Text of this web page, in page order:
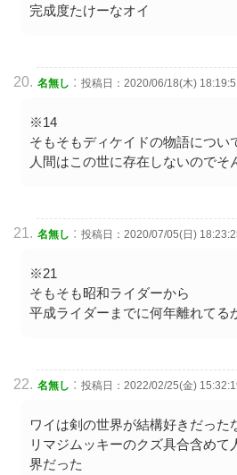
完成度たけーなオイ
名無し : 投稿日：2020/06/18(木)
※14
そもそもディケイドの物語につい
人間はこの世に存在しないのでそ
名無し : 投稿日：2020/07/05(日)
※21
そもそも昭和ライダーから
平成ライダーまでに何年離れてる
名無し : 投稿日：2022/02/25(金)
ワイは剣の世界が結構好きだった
リマジムッキーのクズ具合含めて
界だった